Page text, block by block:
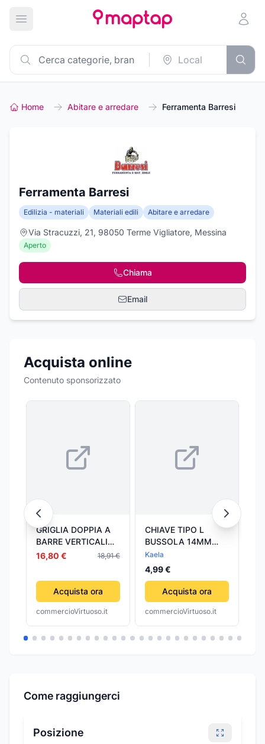
Apri menu principale
Home Abitare e arredare Ferramenta Barresi
Ferramenta Barresi
Edilizia - materiali Materiali edili Abitare e arredare
Via Stracuzzi, 21, 98050 Terme Vigliatore, Messina
Aperto
Chiama
Email
Acquista online
Contenuto sponsorizzato
GRIGLIA DOPPIA A
BARRE VERTICALI
cm.30x40 17 barre
16,80 € 18,91 €
Acquista ora
commercioVirtuoso.it
CHIAVE TIPO L
BUSSOLA 14MM
BOCCA ESAGONALE
CROMO VANADIO
ACCIAIO 91622
FERRAMENTA
Kaela
4,99 €
Acquista ora
commercioVirtuoso.it
Come raggiungerci
Posizione